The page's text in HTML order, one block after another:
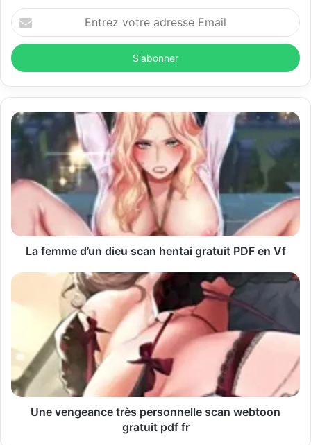
E
n
r
z
o
r
d
s
E
La femme d’un dieu scan hentai gratuit PDF en Vf
Une vengeance très personnelle scan webtoon
gratuit pdf fr